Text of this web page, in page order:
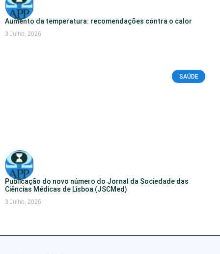
Aumento da temperatura: recomendações contra o calor
3 Julho, 2026
SAÚDE
Publicação do novo número do Jornal da Sociedade das
Ciências Médicas de Lisboa (JSCMed)
3 Julho, 2026